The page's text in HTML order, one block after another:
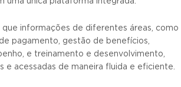
que informações de diferentes áreas, como
pagamento, gestão de benefícios,
e treinamento e desenvolvimento,
e acessadas de maneira fluida e eficiente.